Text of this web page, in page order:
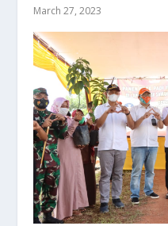
March 27, 2023